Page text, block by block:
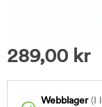
289,00 kr
Webblager(I